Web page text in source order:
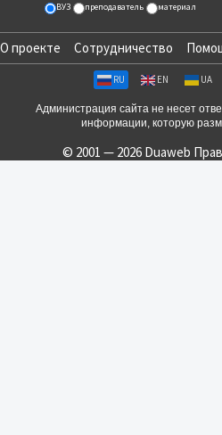
ВУЗ преподаватель материал
О проекте Сотрудничество
RU EN UA
Администрация сайта не несет
информации, которую
© 2001 — 2026 Duaweb